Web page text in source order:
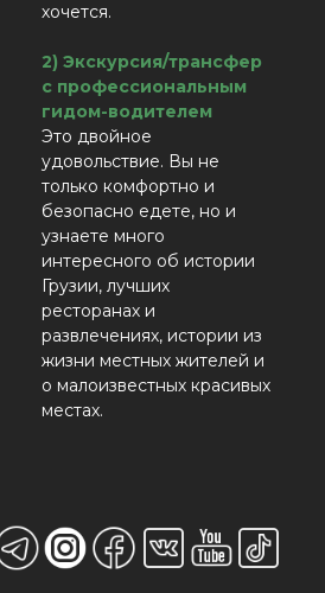
хочется.
2) Экскурсия/трансфер
с профессиональным
гидом-водителем
Это двойное
удовольствие. Вы не
только комфортно и
безопасно едете, но и
узнаете много
интересного об истории
Грузии, лучших
ресторанах и
развлечениях, истории из
жизни местных жителей и
о малоизвестных красивых
местах.